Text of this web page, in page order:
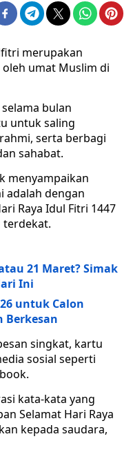
merupakan
umat Muslim di
bulan
untuk saling
serta berbagi
sahabat.
menyampaikan
adalah dengan
Raya Idul Fitri 1447
terdekat.
21 Maret? Simak
Ini
untuk Calon
Berkesan
singkat, kartu
sosial seperti
kata-kata yang
Selamat Hari Raya
kepada saudara,